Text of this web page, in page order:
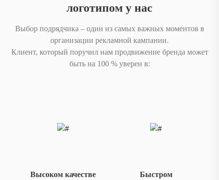
логотипом у нас
Выбор подрядчика – один из самых важных моментов в
организации рекламной кампании.
Клиент, который поручил нам продвижение бренда может
быть на 100 % уверен в:
Высоком качестве
Быстром